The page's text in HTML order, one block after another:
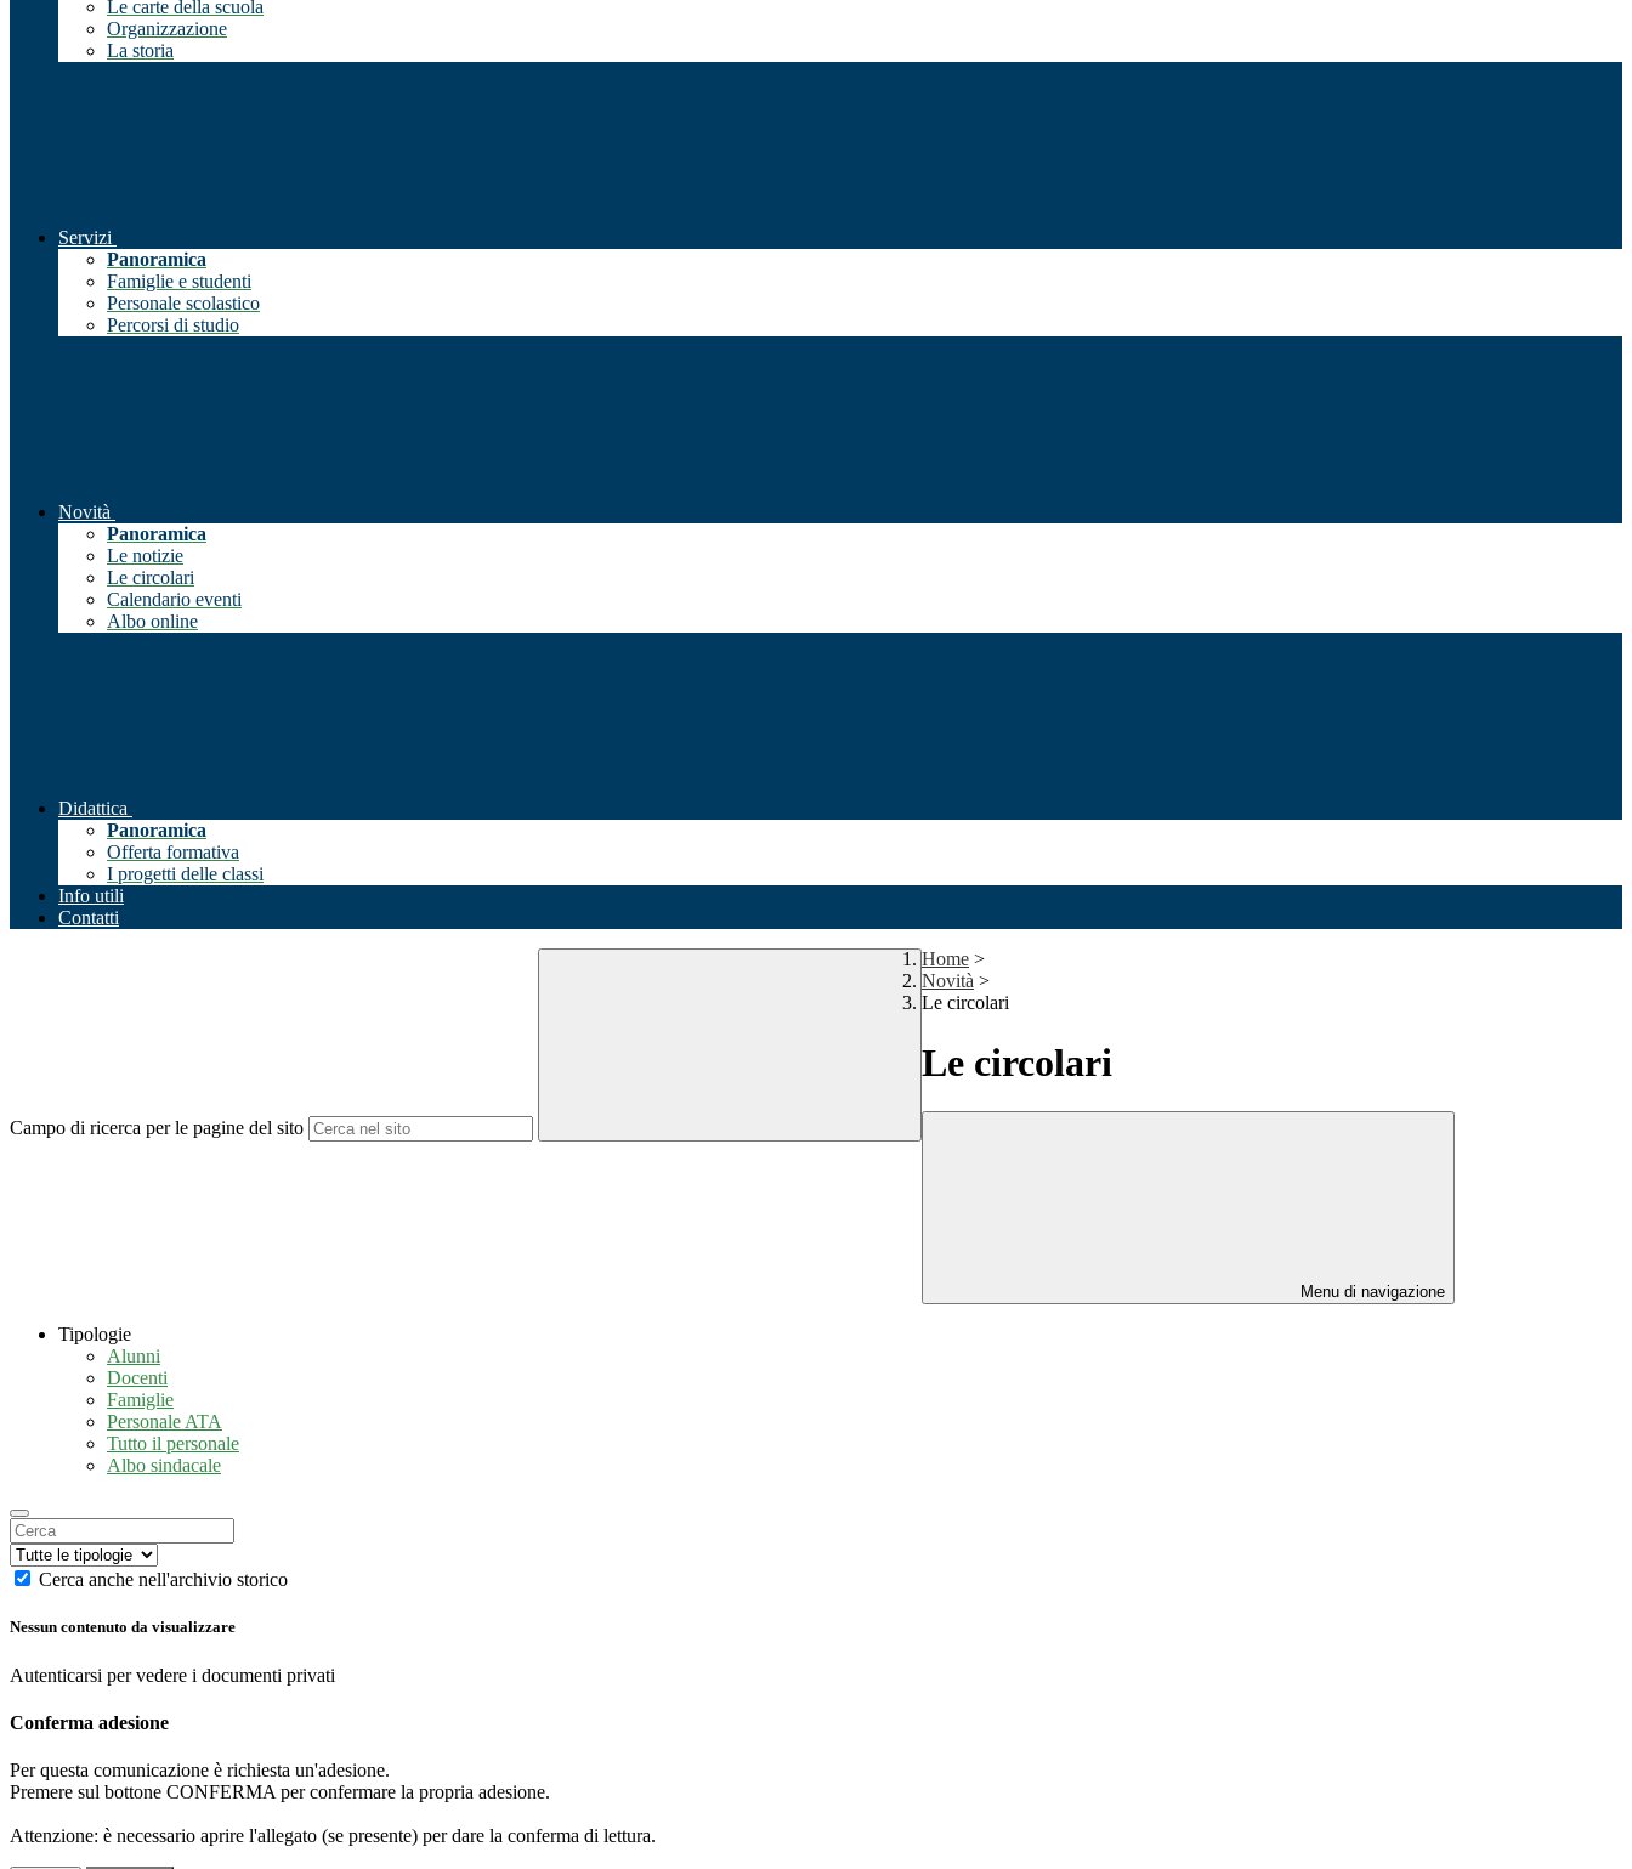
Le carte della scuola
Organizzazione
La storia
Servizi
Panoramica
Famiglie e studenti
Personale scolastico
Percorsi di studio
Novità
Panoramica
Le notizie
Le circolari
Calendario eventi
Albo online
Didattica
Panoramica
Offerta formativa
I progetti delle classi
Info utili
Contatti
Campo di ricerca per le pagine del sito
Home >
Novità >
Le circolari
Le circolari
Menu di navigazione
Tipologie
Alunni
Docenti
Famiglie
Personale ATA
Tutto il personale
Albo sindacale
Cerca anche nell'archivio storico
Nessun contenuto da visualizzare
Autenticarsi per vedere i documenti privati
Conferma adesione
Per questa comunicazione è richiesta un'adesione.
Premere sul bottone CONFERMA per confermare la propria adesione.
Attenzione: è necessario aprire l'allegato (se presente) per dare la conferma di lettura.